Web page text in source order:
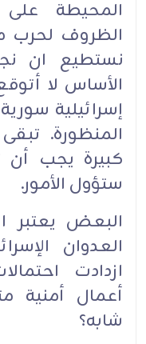
المحيطة
الظروف لحرب
نستطيع ان
الأساس لا
إسرائيلية
المنظورة.
كبيرة يجب أن
ستؤول الأمور.
البعض
العدوان
ازدادت
أعمال أمنية
شابه؟